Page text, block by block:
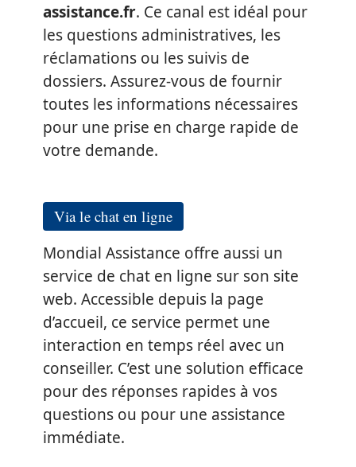
assistance.fr. Ce canal est idéal pour
les questions administratives, les
réclamations ou les suivis de
dossiers. Assurez-vous de fournir
toutes les informations nécessaires
pour une prise en charge rapide de
votre demande.
Via le chat en ligne
Mondial Assistance offre aussi un
service de chat en ligne sur son site
web. Accessible depuis la page
d’accueil, ce service permet une
interaction en temps réel avec un
conseiller. C’est une solution efficace
pour des réponses rapides à vos
questions ou pour une assistance
immédiate.